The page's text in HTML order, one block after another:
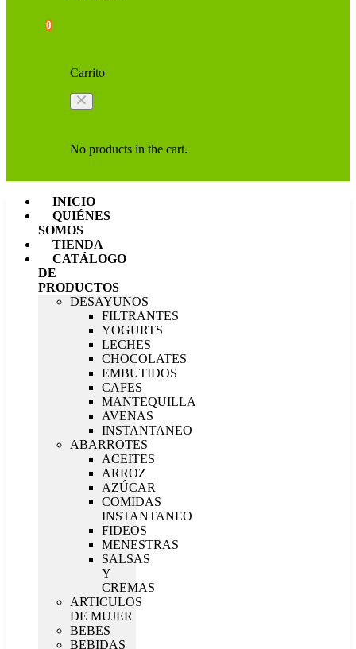
0
Carrito
No products in the cart.
INICIO
QUIÉNES
SOMOS
TIENDA
CATÁLOGO
DE
PRODUCTOS
DESAYUNOS
FILTRANTES
YOGURTS
LECHES
CHOCOLATES
EMBUTIDOS
CAFES
MANTEQUILLA
AVENAS
INSTANTANEO
ABARROTES
ACEITES
ARROZ
AZÚCAR
COMIDAS
INSTANTANEO
FIDEOS
MENESTRAS
SALSAS
Y
CREMAS
ARTICULOS
DE MUJER
BEBES
BEBIDAS